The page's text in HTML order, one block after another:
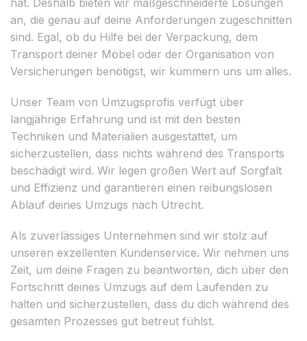
an, die genau auf deine Anforderungen zugeschnitten
sind. Egal, ob du Hilfe bei der Verpackung, dem
Transport deiner Möbel oder der Organisation von
Versicherungen benötigst, wir kümmern uns um alles.
Unser Team von Umzugsprofis verfügt über
langjährige Erfahrung und ist mit den besten
Techniken und Materialien ausgestattet, um
sicherzustellen, dass nichts während des Transports
beschädigt wird. Wir legen großen Wert auf Sorgfalt
und Effizienz und garantieren einen reibungslosen
Ablauf deines Umzugs nach Utrecht.
Als zuverlässiges Unternehmen sind wir stolz auf
unseren exzellenten Kundenservice. Wir nehmen uns
Zeit, um deine Fragen zu beantworten, dich über den
Fortschritt deines Umzugs auf dem Laufenden zu
halten und sicherzustellen, dass du dich während des
gesamten Prozesses gut betreut fühlst.